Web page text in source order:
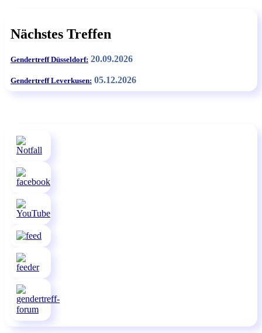
Nächstes Treffen
Gendertreff Düsseldorf: 20.09.2026
Gendertreff Leverkusen: 05.12.2026